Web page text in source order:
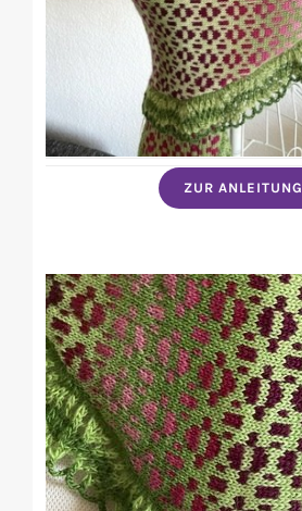
ZUR ANLEITUNG